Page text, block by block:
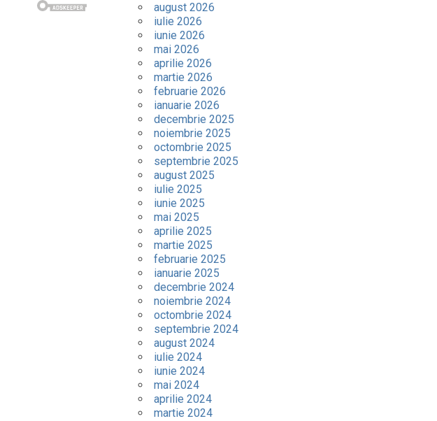
august 2026
iulie 2026
iunie 2026
mai 2026
aprilie 2026
martie 2026
februarie 2026
ianuarie 2026
decembrie 2025
noiembrie 2025
octombrie 2025
septembrie 2025
august 2025
iulie 2025
iunie 2025
mai 2025
aprilie 2025
martie 2025
februarie 2025
ianuarie 2025
decembrie 2024
noiembrie 2024
octombrie 2024
septembrie 2024
august 2024
iulie 2024
iunie 2024
mai 2024
aprilie 2024
martie 2024